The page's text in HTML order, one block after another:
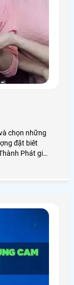
chọn những
đặt biêt
Phát giới